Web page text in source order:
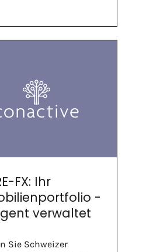
FX: Ihr
-
verwaltet
Sie Schweizer